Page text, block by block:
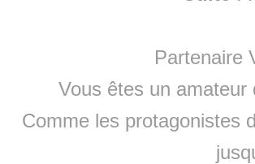
Partenaire
Vous êtes un amateur
Comme les protagonistes